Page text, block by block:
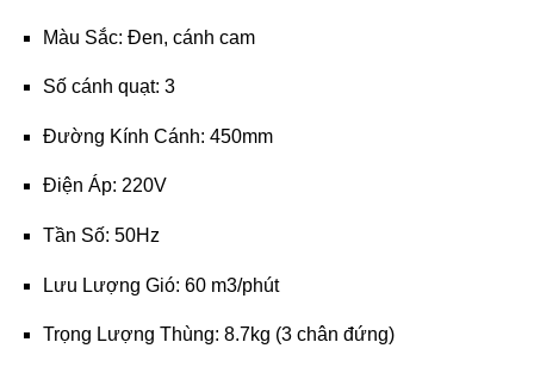
Màu Sắc: Đen, cánh cam
Số cánh quạt: 3
Đường Kính Cánh: 450mm
Điện Áp: 220V
Tần Số: 50Hz
Lưu Lượng Gió: 60 m3/phút
Trọng Lượng Thùng: 8.7kg (3 chân đứng)